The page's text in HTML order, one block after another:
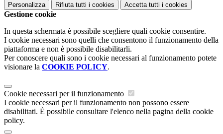
Personalizza Rifiuta tutti i cookies Accetta tutti i cookies
Gestione cookie
In questa schermata è possibile scegliere quali cookie consentire.
I cookie necessari sono quelli che consentono il funzionamento della
piattaforma e non è possibile disabilitarli.
Per conoscere quali sono i cookie necessari al funzionamento potete
visionare la COOKIE POLICY.
Cookie necessari per il funzionamento
I cookie necessari per il funzionamento non possono essere
disabilitati. È possibile consultare l'elenco nella pagina della cookie
policy.